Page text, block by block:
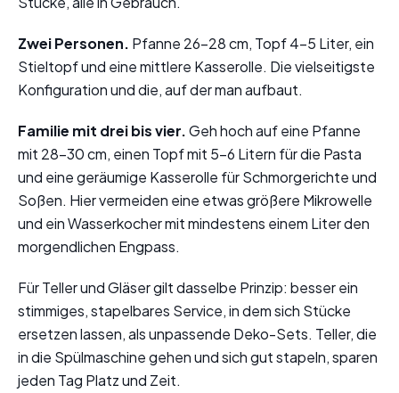
Zwei Personen. Pfanne 26-28 cm, Topf 4-5 Liter, ein
Stieltopf und eine mittlere Kasserolle. Die vielseitigste
Konfiguration und die, auf der man aufbaut.
Familie mit drei bis vier.Geh hoch auf eine Pfanne
mit 28-30 cm, einen Topf mit 5-6 Litern für die Pasta
und eine geräumige Kasserolle für Schmorgerichte und
Soßen. Hier vermeiden eine etwas größere Mikrowelle
und ein Wasserkocher mit mindestens einem Liter den
morgendlichen Engpass.
Für Teller und Gläser gilt dasselbe Prinzip: besser ein
stimmiges, stapelbares Service, in dem sich Stücke
ersetzen lassen, als unpassende Deko-Sets. Teller, die
in die Spülmaschine gehen und sich gut stapeln, sparen
jeden Tag Platz und Zeit.